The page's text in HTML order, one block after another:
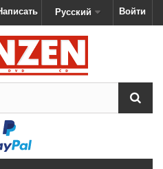
Войти
Русский